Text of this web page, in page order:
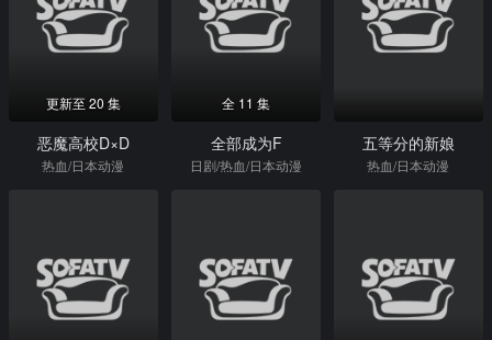
更新至 20 集
恶魔高校D×D
热血/日本动漫
全 11 集
全部成为F
日剧/热血/日本动漫
五等分的新娘
热血/日本动漫